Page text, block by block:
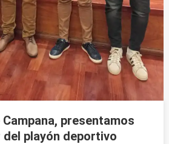
presentamos
del playón deportivo